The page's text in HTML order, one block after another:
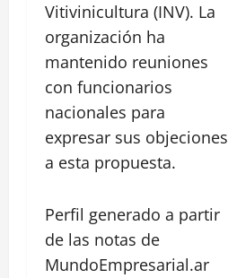
Vitivinicultura (INV). La
organización ha
mantenido reuniones
con funcionarios
nacionales para
expresar sus objeciones
a esta propuesta.
Perfil generado a partir
de las notas de
MundoEmpresarial.ar